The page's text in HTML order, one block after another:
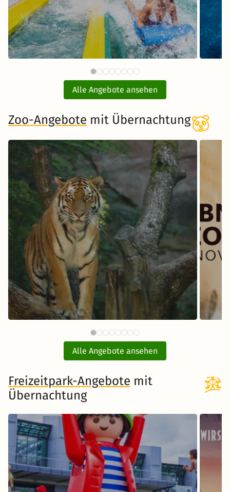
ab87 €
Therme Erding mit
Übernachtung
inkl. Übernachtung und Frühstück
Alle Angebote ansehen
Zoo-Angebote mit Übernachtung
ab59 €
Tiergarten Nürnberg mit Hotel
inkl. Übernachtung und Frühstück
Zum Angebot
Alle Angebote ansehen
Freizeitpark-Angebote mit
Übernachtung